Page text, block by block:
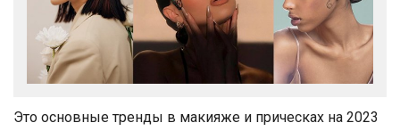
Это основные тренды в макияже и прическах на 2023